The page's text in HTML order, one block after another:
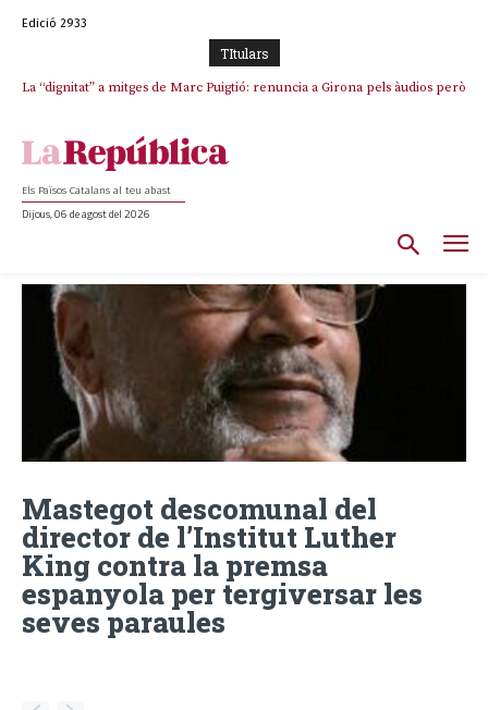
Edició 2933
TItulars
La “dignitat” a mitges de Marc Puigtió: renuncia a Girona pels àudios però
Els Països Catalans al teu abast
Dijous, 06 de agost del 2026
Mastegot descomunal del
director de l’Institut Luther
King contra la premsa
espanyola per tergiversar les
seves paraules